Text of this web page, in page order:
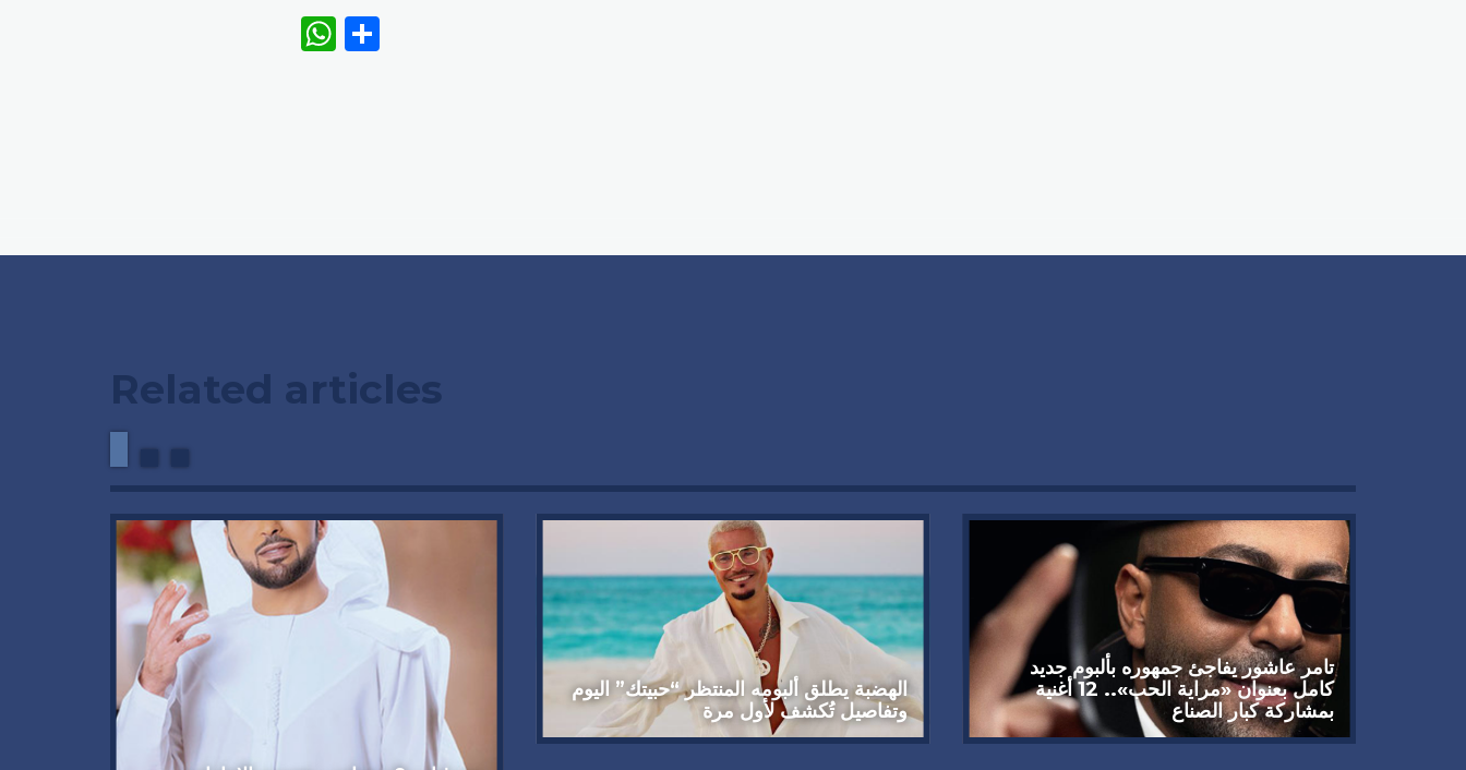
WhatsApp
Related articles
الهضبة يطلق ألبومه المنتظر “حبيتك” اليوم
وتفاصيل تُكشف لأول مرة
تامر عاشور يفاجئ جمهوره بألبوم جديد
كامل بعنوان «مراية الحب».. 12 أغنية
بمشاركة كبار الصناع